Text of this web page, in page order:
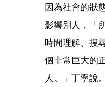
因為社會的狀
影響別人，「
時間理解、搜
個非常巨大的
人。」丁寧說。